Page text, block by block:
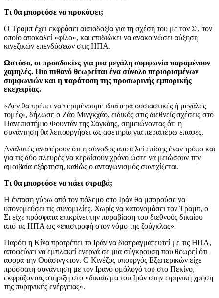
Τι θα μπορούσε να προκύψει;
Ο Τραμπ έχει εκφράσει αισιοδοξία για τη σχέση του με τον Σι, τον
οποίο αποκαλεί «φίλο», και επιδιώκει να ανακοινώσει αύξηση
κινεζικών επενδύσεων στις ΗΠΑ.
Ωστόσο, οι προσδοκίες για μια μεγάλη συμφωνία παραμένουν
χαμηλές. Πιο πιθανό θεωρείται ένα σύνολο περιορισμένων
συμφωνιών και η παράταση της προσωρινής εμπορικής
εκεχειρίας.
«Δεν θα πρέπει να περιμένουμε ιδιαίτερα ουσιαστικές ή μεγάλες
τομές», δήλωσε ο Ζάο Μινγκχάο, ειδικός στις διεθνείς σχέσεις στο
Πανεπιστήμιο Φουντάν της Σαγκάης, σημειώνοντας ότι η
συνάντηση θα λειτουργήσει ως αφετηρία για περαιτέρω επαφές.
Αναλυτές αναφέρουν ότι η σύνοδος αποτελεί επίσης έναν τρόπο και
για τις δύο πλευρές να κερδίσουν χρόνο ώστε να μειώσουν την
αμοιβαία εξάρτηση, καθώς ο ανταγωνισμός συνεχίζεται.
Τι θα μπορούσε να πάει στραβά;
Η ένταση γύρω από τον πόλεμο στο Ιράν θα μπορούσε να
υπονομεύσει τις συνομιλίες. Χωρίς να κατονομάσει τον Τραμπ, ο
Σι είχε πρόσφατα επικρίνει την παραβίαση του διεθνούς δικαίου
από τις ΗΠΑ ως «επιστροφή στον νόμο της ζούγκλας».
Παρότι η Κίνα προτρέπει το Ιράν να διαπραγματευτεί με τις ΗΠΑ,
αποφεύγει να εμπλακεί ενεργά σε μια σύγκρουση που θεωρεί ότι
αφορά την Ουάσινγκτον. Ο Κινέζος υπουργός Εξωτερικών είχε
πρόσφατη συνάντηση με τον Ιρανό ομόλογό του στο Πεκίνο,
εκφράζοντας στήριξη στο «δικαίωμα του Ιράν στην ειρηνική χρήση
της πυρηνικής ενέργειας».